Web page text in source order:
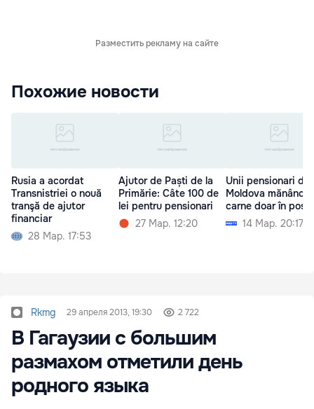
Разместить рекламу на сайте
Похожие новости
Rusia a acordat
Transnistriei o nouă
tranşă de ajutor
financiar
28 Мар. 17:53
Ajutor de Paști de la
Primărie: Câte 100 de
lei pentru pensionari
27 Мар. 12:20
Unii pensionari din
Moldova mănâncă
carne doar în post
14 Мар. 20:17
Rkmg 29 апреля 2013, 19:30 2 722
В Гагаузии с большим
размахом отметили день
родного языка